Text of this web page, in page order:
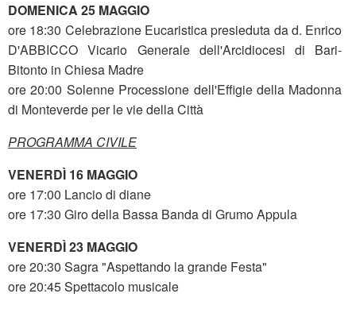
DOMENICA 25 MAGGIO
ore 18:30 Celebrazione Eucaristica presieduta da d. Enrico
D'ABBICCO Vicario Generale dell'Arcidiocesi di Bari-
Bitonto in Chiesa Madre
ore 20:00 Solenne Processione dell'Effigie della Madonna
di Monteverde per le vie della Città
PROGRAMMA CIVILE
VENERDÌ 16 MAGGIO
ore 17:00 Lancio di diane
ore 17:30 Giro della Bassa Banda di Grumo Appula
VENERDÌ 23 MAGGIO
ore 20:30 Sagra "Aspettando la grande Festa"
ore 20:45 Spettacolo musicale